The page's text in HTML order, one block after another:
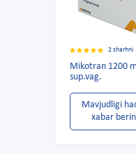
2 sharhni
Mikotran 1200
sup.vag.
Mavjudligi
xabar